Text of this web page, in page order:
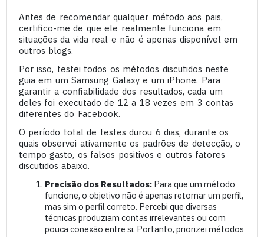
Antes de recomendar qualquer método aos pais,
certifico-me de que ele realmente funciona em
situações da vida real e não é apenas disponível em
outros blogs.
Por isso, testei todos os métodos discutidos neste
guia em um Samsung Galaxy e um iPhone. Para
garantir a confiabilidade dos resultados, cada um
deles foi executado de 12 a 18 vezes em 3 contas
diferentes do Facebook.
O período total de testes durou 6 dias, durante os
quais observei ativamente os padrões de detecção, o
tempo gasto, os falsos positivos e outros fatores
discutidos abaixo.
Precisão dos Resultados:Para que um método
funcione, o objetivo não é apenas retornar um perfil,
mas sim o perfil correto. Percebi que diversas
técnicas produziam contas irrelevantes ou com
pouca conexão entre si. Portanto, priorizei métodos